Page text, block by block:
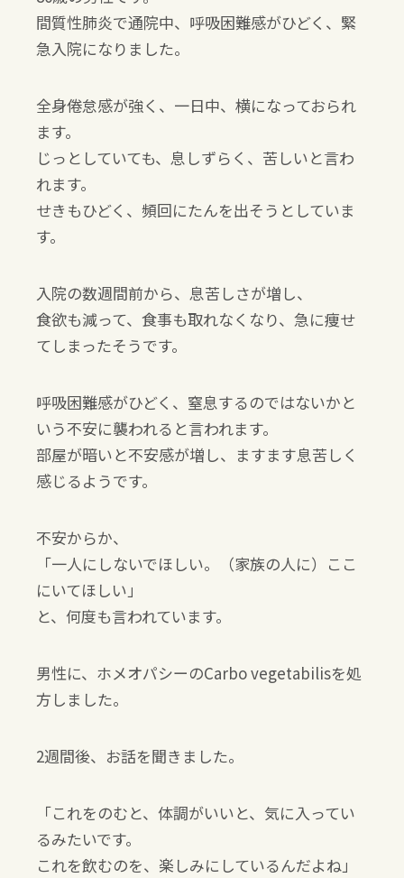
間質性肺炎で通院中、呼吸困難感がひどく、緊
急入院になりました。
全身倦怠感が強く、一日中、横になっておられ
ます。
じっとしていても、息しずらく、苦しいと言わ
れます。
せきもひどく、頻回にたんを出そうとしていま
す。
入院の数週間前から、息苦しさが増し、
食欲も減って、食事も取れなくなり、急に痩せ
てしまったそうです。
呼吸困難感がひどく、窒息するのではないかと
いう不安に襲われると言われます。
部屋が暗いと不安感が増し、ますます息苦しく
感じるようです。
不安からか、
「一人にしないでほしい。（家族の人に）ここ
にいてほしい」
と、何度も言われています。
男性に、ホメオパシーのCarbo vegetabilisを処
方しました。
2週間後、お話を聞きました。
「これをのむと、体調がいいと、気に入ってい
るみたいです。
これを飲むのを、楽しみにしているんだよね」